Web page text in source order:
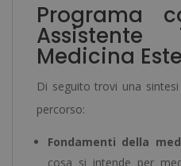
Programa
Medicina
Di seguito trovi una
percorso:
Fondamenti della
cosa si intende per